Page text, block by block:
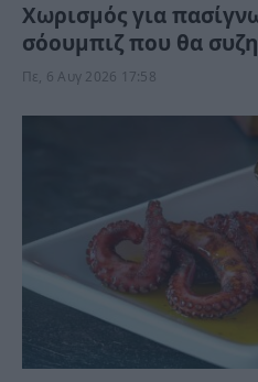
Χωρισμός για
σόουμπιζ που θα
την κόρη
Πε, 6 Αυγ 2026 17:58